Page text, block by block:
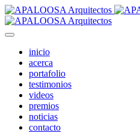
inicio
acerca
portafolio
testimonios
videos
premios
noticias
contacto